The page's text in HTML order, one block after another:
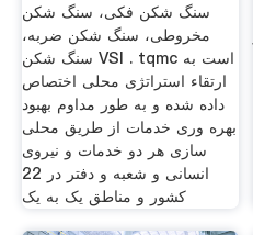
سنگ شکن فکی، سنگ شکن
مخروطی، سنگ شکن ضربه،
سنگ شکن VSI . tqmc است به
ارتقاء استراتژی محلی اختصاص
داده شده و به طور مداوم بهبود
بهره وری خدمات از طریق محلی
سازی هر دو خدمات و نیروی
انسانی و شعبه و دفتر در 22
کشور و مناطق یک به یک